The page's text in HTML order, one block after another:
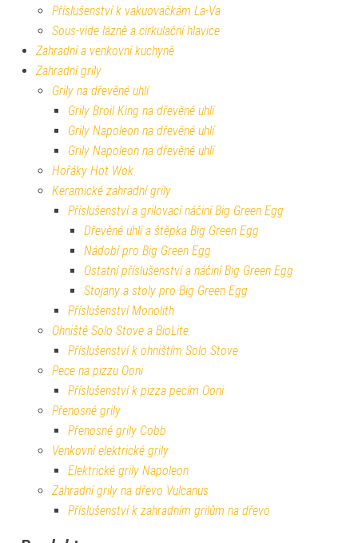
Příslušenství k vakuovačkám La-Va
Sous-vide lázně a cirkulační hlavice
Zahradní a venkovní kuchyně
Zahradní grily
Grily na dřevěné uhlí
Grily Broil King na dřevěné uhlí
Grily Napoleon na dřevěné uhlí
Grily Napoleon na dřevěné uhlí
Hořáky Hot Wok
Keramické zahradní grily
Příslušenství a grilovací náčiní Big Green Egg
Dřevěné uhlí a štěpka Big Green Egg
Nádobí pro Big Green Egg
Ostatní příslušenství a náčiní Big Green Egg
Stojany a stoly pro Big Green Egg
Příslušenství Monolith
Ohniště Solo Stove a BioLite
Příslušenství k ohništím Solo Stove
Pece na pizzu Ooni
Příslušenství k pizza pecím Ooni
Přenosné grily
Přenosné grily Cobb
Venkovní elektrické grily
Elektrické grily Napoleon
Zahradní grily na dřevo Vulcanus
Příslušenství k zahradním grilům na dřevo